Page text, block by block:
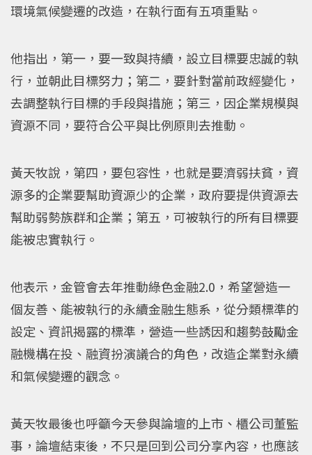
環境氣候變遷的改造，在執行面有五項重點。
他指出，第一，要一致與持續，設立目標要忠誠的執
行，並朝此目標努力；第二，要針對當前政經變化，
去調整執行目標的手段與措施；第三，因企業規模與
資源不同，要符合公平與比例原則去推動。
黃天牧說，第四，要包容性，也就是要濟弱扶貧，資
源多的企業要幫助資源少的企業，政府要提供資源去
幫助弱勢族群和企業；第五，可被執行的所有目標要
能被忠實執行。
他表示，金管會去年推動綠色金融2.0，希望營造一
個友善、能被執行的永續金融生態系，從分類標準的
設定、資訊揭露的標準，營造一些誘因和趨勢鼓勵金
融機構在投、融資扮演議合的角色，改造企業對永續
和氣候變遷的觀念。
黃天牧最後也呼籲今天參與論壇的上市、櫃公司董監
事，論壇結束後，不只是回到公司分享內容，也應該